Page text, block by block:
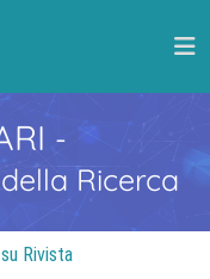
-
Ricerca
Rivista